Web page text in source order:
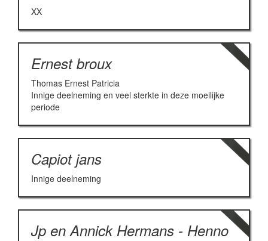
XX
Ernest broux
Thomas Ernest Patricia
Innige deelneming en veel sterkte in deze moeilijke
periode
Capiot jans
Innige deelneming
Jp en Annick Hermans - Henno